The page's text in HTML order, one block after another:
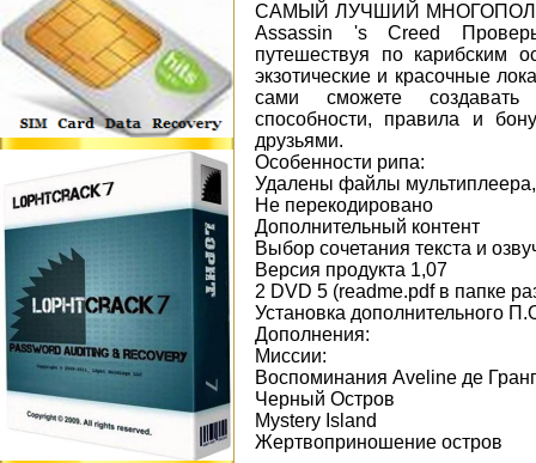
САМЫЙ ЛУЧШИЙ
Assassin 's Creed
путешествуя по карибским
экзотические и красочные
сами сможете создавать
способности, правила и
друзьями.
Особенности рипа:
Удалены файлы мультиплеера,
Не перекодировано
Дополнительный контент
Выбор сочетания текста и
Версия продукта 1,07
2 DVD 5 (readme.pdf в папке
Установка дополнительного
Дополнения:
Миссии:
Воспоминания Aveline де
Черный Остров
Mystery Island
Жертвоприношение остров